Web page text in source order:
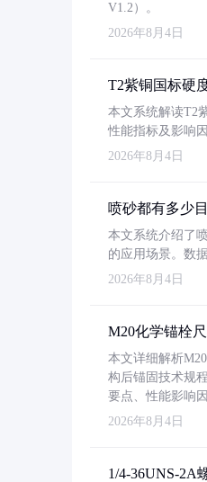
V1.2）。
2026年8月4日
T2紫铜国标硬
本文系统解读T2
性能指标及影响
2026年8月4日
喷砂都有多少目
本文系统介绍了
的应用场景。数
2026年8月4日
M20化学锚栓
本文详细解析
构后锚固技术规
要点、性能影响
2026年8月4日
1/4-36UNS-2A